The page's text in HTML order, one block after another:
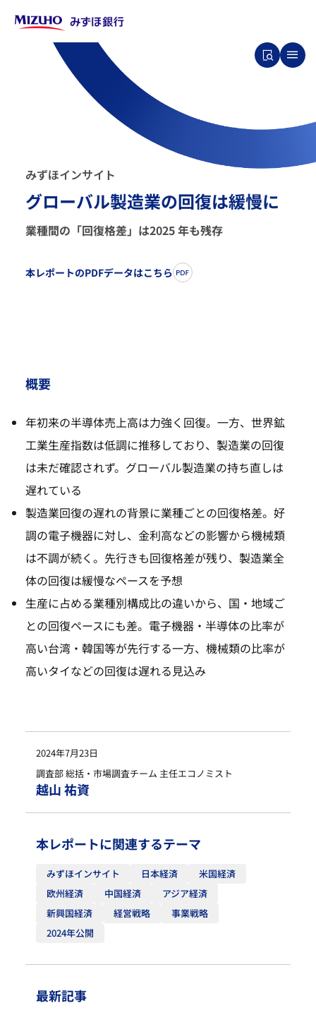
みずほインサイ ト
グローバル製造業の回復は緩慢に
業種間の「回復格差」は2025 年も残存
本レポートのPDFデータはこちら
概要
年初来の半導体売上高は力強く回復。一方、世界鉱
工業生産指数は低調に推移しており、製造業の回復
は未だ確認されず。グローバル製造業の持ち直しは
遅れている
製造業回復の遅れの背景に業種ごとの回復格差。好
調の電子機器に対し、金利高などの影響から機械類
は不調が続く。先行きも回復格差が残り、製造業全
体の回復は緩慢なペースを予想
生産に占める業種別構成比の違いから、国・地域ご
との回復ペースにも差。電子機器・半導体の比率が
高い台湾・韓国等が先行する一方、機械類の比率が
高いタイなどの回復は遅れる見込み
最新記事
2024年7月23日
調査部 総括・市場調査チーム 主任エコノミスト
越山 祐資
本レポートに関連するテーマ
みずほインサイト 日本経済
米国経済
欧州経済
中国経済
アジア経済
新興国経済
経営戦略
事業戦略
2024年公開